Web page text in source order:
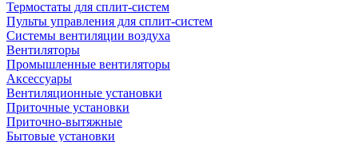
Термостаты для сплит-систем
Пульты управления для сплит-систем
Системы вентиляции воздуха
Вентиляторы
Промышленные вентиляторы
Аксессуары
Вентиляционные установки
Приточные установки
Приточно-вытяжные
Бытовые установки